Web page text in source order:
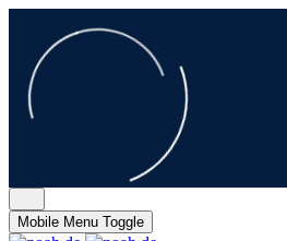
Mobile Menu Toggle